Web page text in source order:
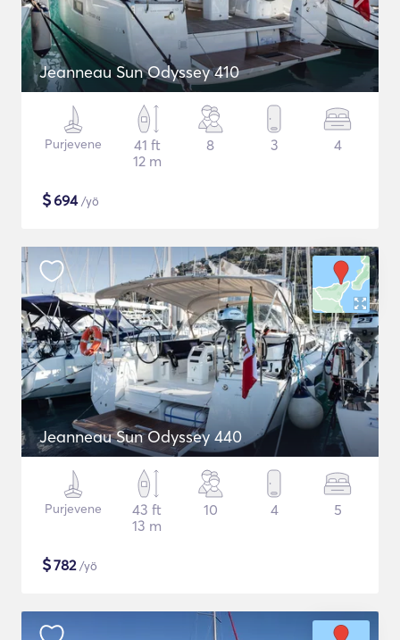
Jeanneau Sun Odyssey 410
Purjevene
41 ft
12 m
8 3 4
$694/yö
Jeanneau Sun Odyssey 440
Purjevene
43 ft
13 m
10 4 5
$782/yö